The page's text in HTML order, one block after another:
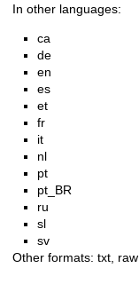
In other languages:
ca
de
en
es
et
fr
it
nl
pt
pt_BR
ru
sl
sv
Other formats: txt raw